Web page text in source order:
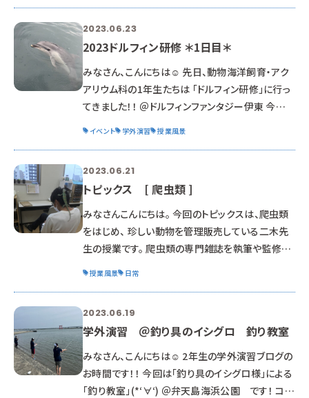
_-) で・す・が！！！！ 2日目は、朝から”快晴”～～～
～～☺ 本当に天気が良くて最高でした！！ 前日と
は比べ物にならないくらい映え写真が沢山撮れて、
大満足な私でしたよ(^O
2023.06.23
2023ドルフィン研修 ＊1日目＊
みなさん、こんにちは☺ 先日、動物海洋飼育・アク
アリウム科の1年生たちは 「ドルフィン研修」に行っ
てきました！！ ＠ドルフィンファンタジー伊東 今回
ます。 そうなんです、 今年のドルフィン研修初日は
終日雨…(´；ω；`) しかも寒い((+_+)) ですが、雨
にも風にも、寒さにも
イベント 学外演習 授業風景
2023.06.21
トピックス [ 爬虫類 ]
みなさんこんにちは。 今回のトピックスは、爬虫類
をはじめ、 珍しい動物を管理販売している二木先
生の授業です。 爬虫類の専門雑誌を執筆や監修も
ないと、一瞬で犯罪者…になってしまう。 かなり重
要な情報です。 また、直近に改正のあった外来生物
についてもお話しいただき、 背景にある歴史や理
由を知る機会となりました。 数枚先には「クラトゲ
ミミ メモカ
授業風景 日常
2023.06.19
学外演習 ＠釣り具のイシグロ 釣り教室
みなさん、こんにちは☺ 2年生の学外演習ブログの
お時間です！！ 今回は「釣り具のイシグロ様」による
「釣り教室」(*‘∀‘) ＠弁天島海浜公園 です！ コロ